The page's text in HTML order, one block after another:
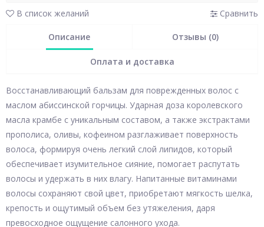
В список желаний Сравнить
Описание Отзывы (0)
Оплата и доставка
Восстанавливающий бальзам для поврежденных волос с
маслом абиссинской горчицы. Ударная доза королевского
масла крамбе с уникальным составом, а также экстрактами
прополиса, оливы, кофеином разглаживает поверхность
волоса, формируя очень легкий слой липидов, который
обеспечивает изумительное сияние, помогает распутать
волосы и удержать в них влагу. Напитанные витаминами
волосы сохраняют свой цвет, приобретают мягкость шелка,
крепость и ощутимый объем без утяжеления, даря
превосходное ощущение салонного ухода.